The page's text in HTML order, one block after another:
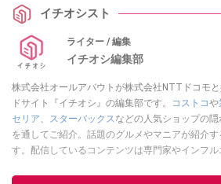
イチオシスト
ライター / 編集
イチオシ編集部
株式会社オールアバウトが株式会社NTTドコモ
ドサイト『イチオシ』の編集部です。
コストコや
セリア
スターバックス などの人気ショップの
を通してご紹介。話題のグルメやマニアが紹介
す。配信しているコンテンツは専門家やインフ
ニュースでフォロー